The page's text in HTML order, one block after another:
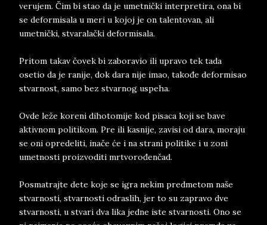
verujem. Čim bi stao da je umetnički interpretira, ona bi
se deformisala u meri u kojoj je on talentovan, ali
umetnički, stvaralački deformisala.
Pritom takav čovek bi zaboravio ili upravo tek tada
osetio da je ranije, dok dara nije imao, takođe deformisao
stvarnost, samo bez stvarnog uspeha.
Ovde leže koreni dihotomije kod pisaca koji se bave
aktivnom politikom. Pre ili kasnije, zavisi od dara, moraju
se oni opredeliti, inače će i na strani politike i u zoni
umetnosti proizvoditi mrtvorođenčad.
Posmatrajte dete koje se igra nekim predmetom naše
stvarnosti, stvarnosti odraslih, jer to su zapravo dve
stvarnosti, u stvari dva lika jedne iste stvarnosti. Ono se